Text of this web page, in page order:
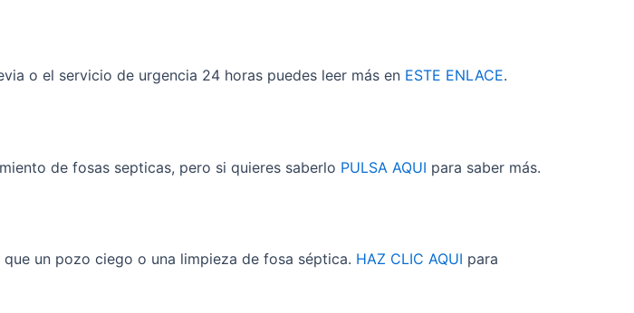
o el servicio de urgencia 24 horas puedes leer más en ESTE ENLACE.
de fosas septicas, pero si quieres saberlo PULSA AQUI para saber más.
un pozo ciego o una limpieza de fosa séptica. HAZ CLIC AQUI para